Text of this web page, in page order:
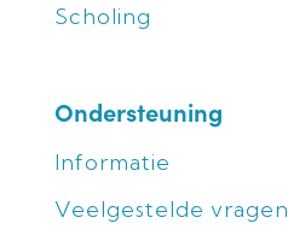
Scholing
Ondersteuning
Informatie
Veelgestelde vragen